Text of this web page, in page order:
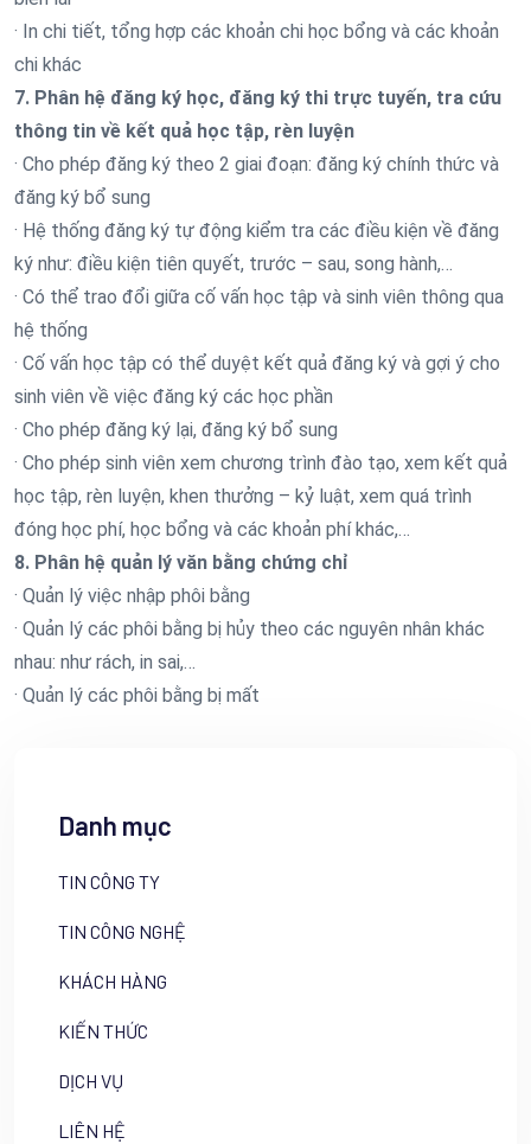
· In chi tiết, tổng hợp các khoản chi học bổng và các khoản
chi khác
7. Phân hệ đăng ký học, đăng ký thi trực tuyến, tra cứu
thông tin về kết quả học tập, rèn luyện
· Cho phép đăng ký theo 2 giai đoạn: đăng ký chính thức và
đăng ký bổ sung
· Hệ thống đăng ký tự động kiểm tra các điều kiện về đăng
ký như: điều kiện tiên quyết, trước – sau, song hành,…
· Có thể trao đổi giữa cố vấn học tập và sinh viên thông qua
hệ thống
· Cố vấn học tập có thể duyệt kết quả đăng ký và gợi ý cho
sinh viên về việc đăng ký các học phần
· Cho phép đăng ký lại, đăng ký bổ sung
· Cho phép sinh viên xem chương trình đào tạo, xem kết quả
học tập, rèn luyện, khen thưởng – kỷ luật, xem quá trình
đóng học phí, học bổng và các khoản phí khác,…
8. Phân hệ quản lý văn bằng chứng chỉ
· Quản lý việc nhập phôi bằng
· Quản lý các phôi bằng bị hủy theo các nguyên nhân khác
nhau: như rách, in sai,…
· Quản lý các phôi bằng bị mất
Danh mục
TIN CÔNG TY
TIN CÔNG NGHỆ
KHÁCH HÀNG
KIẾN THỨC
DỊCH VỤ
LIÊN HỆ